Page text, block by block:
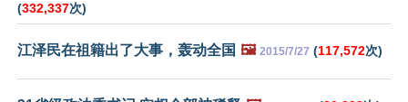
(332,337次)
江泽民在祖籍出了大事，轰动全国 🖼️ 2015/7/27 (117,572次)